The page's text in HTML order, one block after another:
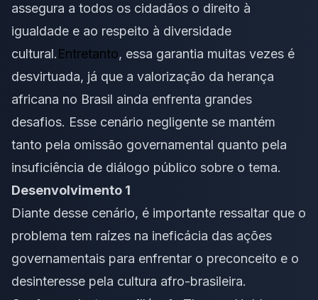
assegura a todos os cidadãos o direito à
igualdade e ao respeito à diversidade
cultural.Entretanto, essa garantia muitas vezes é
desvirtuada, já que a valorização da herança
africana no Brasil ainda enfrenta grandes
desafios. Esse cenário negligente se mantém
tanto pela omissão governamental quanto pela
insuficiência de diálogo público sobre o tema.
Desenvolvimento 1
Diante desse cenário, é importante ressaltar que o
problema tem raízes na ineficácia das ações
governamentais para enfrentar o preconceito e o
desinteresse pela cultura afro-brasileira.